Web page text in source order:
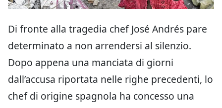
Di fronte alla tragedia chef José Andrés pare
determinato a non arrendersi al silenzio.
Dopo appena una manciata di giorni
dall’accusa riportata nelle righe precedenti, lo
chef di origine spagnola ha concesso una